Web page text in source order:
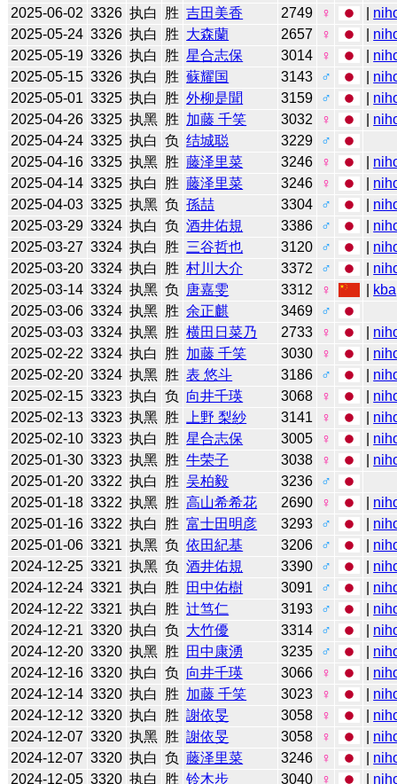
2025-06-02 3326 执白 胜 吉田美香 2749 ♀
2025-05-24 3326 执白 胜 大森蘭 2657 ♀
2025-05-19 3326 执白 胜 星合志保 3014 ♀
2025-05-15 3326 执白 胜 蘇耀国 3143 ♂
2025-05-01 3325 执白 胜 外柳是聞 3159 ♂
2025-04-26 3325 执黑 胜 加藤 千笑 3032 ♀
2025-04-24 3325 执白 负 结城聪 3229
♂
2025-04-16 3325 执黑 胜 藤泽里菜 3246 ♀
2025-04-14 3325 执白 胜 藤泽里菜 3246 ♀
2025-04-03 3325 执黑 负 孫喆 3304 ♂
2025-03-29 3324 执白 负 酒井佑規 3386 ♂
2025-03-27 3324 执白 胜 三谷哲也 3120 ♂
2025-03-20 3324 执白 胜 村川大介 3372 ♂
2025-03-14 3324 执黑 负 唐嘉雯 3312 ♀ kba
2025-03-06 3324 执黑 胜 余正麒 3469
♂
2025-03-03 3324 执黑 胜 横田日菜乃 2733 ♀
2025-02-22 3324 执白 胜 加藤 千笑 3030 ♀
2025-02-20 3324 执黑 胜 表 悠斗 3186 ♂
2025-02-15 3323 执白 负 向井千瑛 3068 ♀
2025-02-13 3323 执黑 胜 上野 梨紗 3141 ♀
2025-02-10 3323 执白 胜 星合志保 3005 ♀
2025-01-30 3323 执黑 胜 牛荣子 3038 ♀
2025-01-20 3322 执白 胜 吴柏毅 3236
♂
2025-01-18 3322 执黑 胜 高山希希花 2690 ♀
2025-01-16 3322 执白 胜 富士田明彦 3293 ♂
2025-01-06 3321 执黑 负 依田紀基 3206 ♂
2024-12-25 3321 执黑 负 酒井佑規 3390 ♂
2024-12-24 3321 执白 胜 田中佑樹 3091 ♂
2024-12-22 3321 执白 胜 辻笃仁 3193 ♂
2024-12-21 3320 执白 负 大竹優 3314 ♂
2024-12-20 3320 执黑 胜 田中康湧 3235 ♂
2024-12-16 3320 执白 负 向井千瑛 3066 ♀
2024-12-14 3320 执白 胜 加藤 千笑 3023 ♀
2024-12-12 3320 执白 胜 謝依旻 3058 ♀
2024-12-07 3320 执黑 胜 謝依旻 3058 ♀
2024-12-07 3320 执白 负 藤泽里菜 3246 ♀
2024-12-05 3320 执白 胜 铃木步 3040 ♀